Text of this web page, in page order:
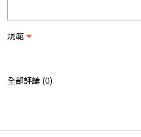
規範
全部評論 (0)